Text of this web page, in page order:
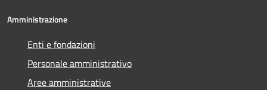
Amministrazione
Enti e fondazioni
Personale amministrativo
Aree amministrative